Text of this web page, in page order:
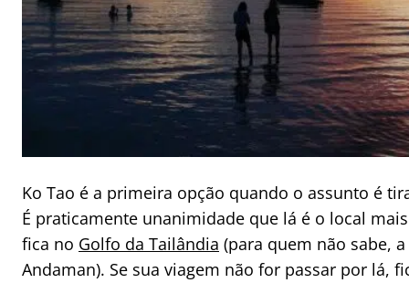
Ko Tao é a primeira opção quando o assunto é
É praticamente unanimidade que lá é o local
fica no Golfo da Tailândia (para quem não sabe,
Andaman). Se sua viagem não for passar por lá,